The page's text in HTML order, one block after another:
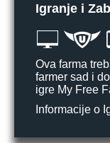
Igranje i
Ova farma
farmer sad i
igre My Free
Informacije o